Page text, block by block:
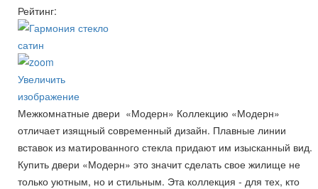
Рейтинг:
Увеличить
изображение
Межкомнатные двери «Модерн» Коллекцию «Модерн»
отличает изящный современный дизайн. Плавные линии
вставок из матированного стекла придают им изысканный вид.
Купить двери «Модерн» это значит сделать свое жилище не
только уютным, но и стильным. Эта коллекция - для тех, кто